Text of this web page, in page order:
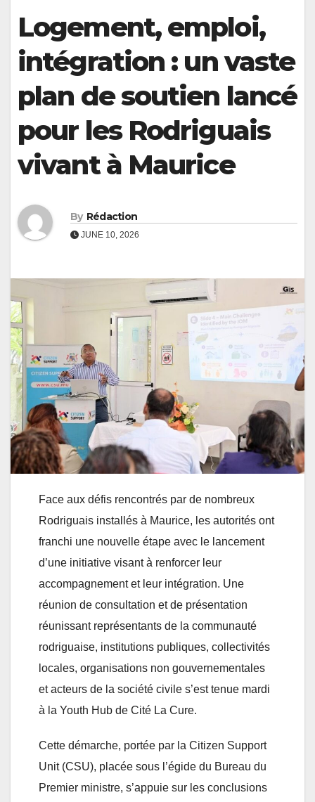
Logement, emploi,
intégration : un vaste
plan de soutien lancé
pour les Rodriguais
vivant à Maurice
By Rédaction
JUNE 10, 2026
Face aux défis rencontrés par de nombreux
Rodriguais installés à Maurice, les autorités ont
franchi une nouvelle étape avec le lancement
d’une initiative visant à renforcer leur
accompagnement et leur intégration. Une
réunion de consultation et de présentation
réunissant représentants de la communauté
rodriguaise, institutions publiques, collectivités
locales, organisations non gouvernementales
et acteurs de la société civile s’est tenue mardi
à la Youth Hub de Cité La Cure.
Cette démarche, portée par la Citizen Support
Unit (CSU), placée sous l’égide du Bureau du
Premier ministre, s’appuie sur les conclusions